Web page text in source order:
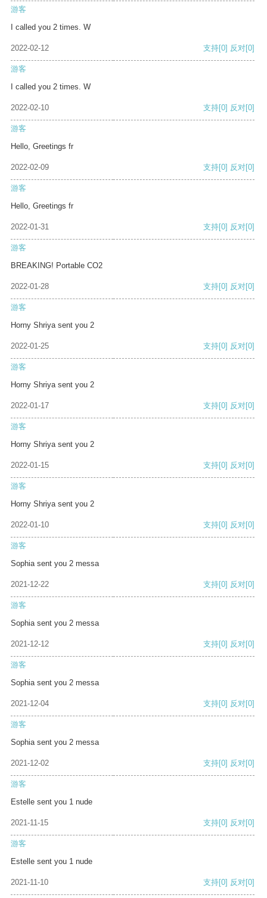
游客
I called you 2 times. W
2022-02-12 支持[0] 反对[0]
游客
I called you 2 times. W
2022-02-10 支持[0] 反对[0]
游客
Hello, Greetings fr
2022-02-09 支持[0] 反对[0]
游客
Hello, Greetings fr
2022-01-31 支持[0] 反对[0]
游客
BREAKING! Portable CO2
2022-01-28 支持[0] 反对[0]
游客
Horny Shriya sent you 2
2022-01-25 支持[0] 反对[0]
游客
Horny Shriya sent you 2
2022-01-17 支持[0] 反对[0]
游客
Horny Shriya sent you 2
2022-01-15 支持[0] 反对[0]
游客
Horny Shriya sent you 2
2022-01-10 支持[0] 反对[0]
游客
Sophia sent you 2 messa
2021-12-22 支持[0] 反对[0]
游客
Sophia sent you 2 messa
2021-12-12 支持[0] 反对[0]
游客
Sophia sent you 2 messa
2021-12-04 支持[0] 反对[0]
游客
Sophia sent you 2 messa
2021-12-02 支持[0] 反对[0]
游客
Estelle sent you 1 nude
2021-11-15 支持[0] 反对[0]
游客
Estelle sent you 1 nude
2021-11-10 支持[0] 反对[0]